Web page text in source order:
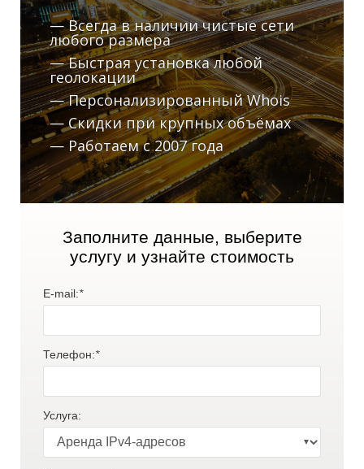
А
— Всегда в наличии чистые сети
любого размера
— Быстрая установка любой
геолокации
— Персонализированный Whois
— Скидки при крупных объёмах
— Работаем с 2007 года
Заполните данные, выберите
услугу и узнайте стоимость
E-mail:*
Телефон:*
Услуга: